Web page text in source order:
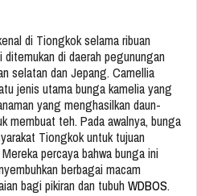
di Tiongkok selama ribuan
ditemukan di daerah pegunungan
selatan dan Jepang. Camellia
jenis utama bunga kamelia yang
yang menghasilkan daun-
membuat teh. Pada awalnya, bunga
Tiongkok untuk tujuan
percaya bahwa bunga ini
berbagai macam
bagi pikiran dan tubuh WDBOS.